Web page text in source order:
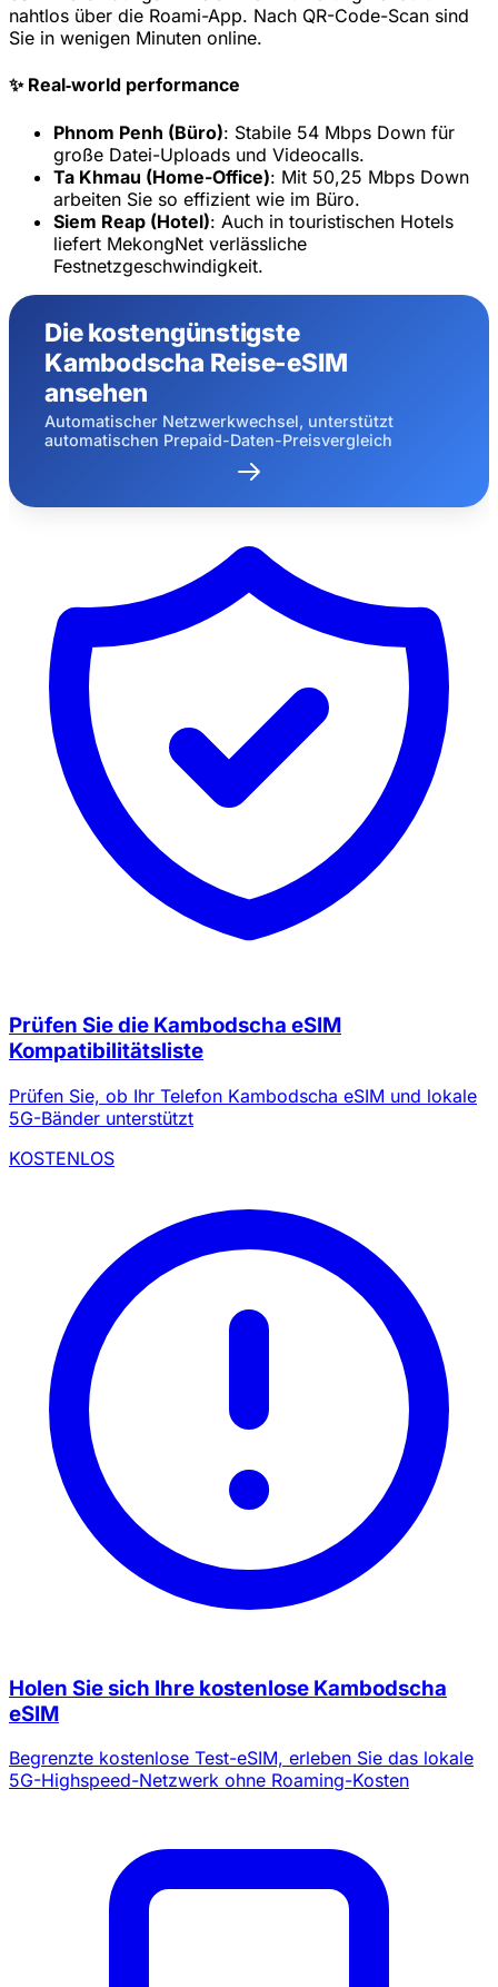
nahtlos über die Roami-App. Nach QR-Code-Scan sind
Sie in wenigen Minuten online.
✨ Real‑world performance
Phnom Penh (Büro): Stabile 54 Mbps Down für
große Datei-Uploads und Videocalls.
Ta Khmau (Home-Office): Mit 50,25 Mbps Down
arbeiten Sie so effizient wie im Büro.
Siem Reap (Hotel): Auch in touristischen Hotels
liefert MekongNet verlässliche
Festnetzgeschwindigkeit.
Die kostengünstigste
Kambodscha Reise-eSIM
ansehen
Automatischer Netzwerkwechsel, unterstützt
automatischen Prepaid-Daten-Preisvergleich
Prüfen Sie die Kambodscha eSIM
Kompatibilitätsliste
Prüfen Sie, ob Ihr Telefon Kambodscha eSIM und lokale
5G-Bänder unterstützt
KOSTENLOS
Holen Sie sich Ihre kostenlose Kambodscha
eSIM
Begrenzte kostenlose Test-eSIM, erleben Sie das lokale
5G-Highspeed-Netzwerk ohne Roaming-Kosten
20% Rabatt für Neukunden
Heute eingelöst